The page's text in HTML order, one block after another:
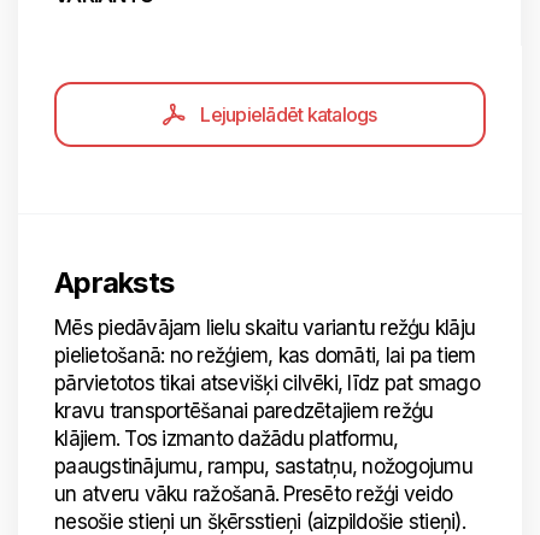
Lejupielādēt katalogs
Apraksts
Mēs piedāvājam lielu skaitu variantu režģu klāju
pielietošanā: no režģiem, kas domāti, lai pa tiem
pārvietotos tikai atsevišķi cilvēki, līdz pat smago
kravu transportēšanai paredzētajiem režģu
klājiem. Tos izmanto dažādu platformu,
paaugstinājumu, rampu, sastatņu, nožogojumu
un atveru vāku ražošanā. Presēto režģi veido
nesošie stieņi un šķērsstieņi (aizpildošie stieņi).